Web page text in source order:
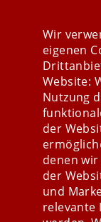
Wir
eigenen
Website:
Nutzung
der
denen
der
und
relevante